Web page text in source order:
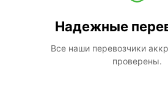
Надежные
Все наши перевозчики
проверены.